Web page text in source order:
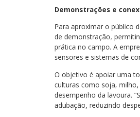
Demonstrações e
Para aproximar o público
de demonstração,
prática no campo. A
sensores e sistemas de
O objetivo é apoiar uma
culturas como soja,
desempenho da lavoura.
adubação, reduzindo